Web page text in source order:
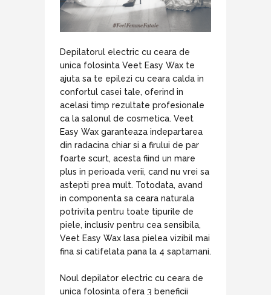
Depilatorul electric cu ceara de
unica folosinta Veet Easy Wax te
ajuta sa te epilezi cu ceara calda in
confortul casei tale, oferind in
acelasi timp rezultate profesionale
ca la salonul de cosmetica. Veet
Easy Wax garanteaza indepartarea
din radacina chiar si a firului de par
foarte scurt, acesta fiind un mare
plus in perioada verii, cand nu vrei sa
astepti prea mult. Totodata, avand
in componenta sa ceara naturala
potrivita pentru toate tipurile de
piele, inclusiv pentru cea sensibila,
Veet Easy Wax lasa pielea vizibil mai
fina si catifelata pana la 4 saptamani.
Noul depilator electric cu ceara de
unica folosinta ofera 3 beneficii